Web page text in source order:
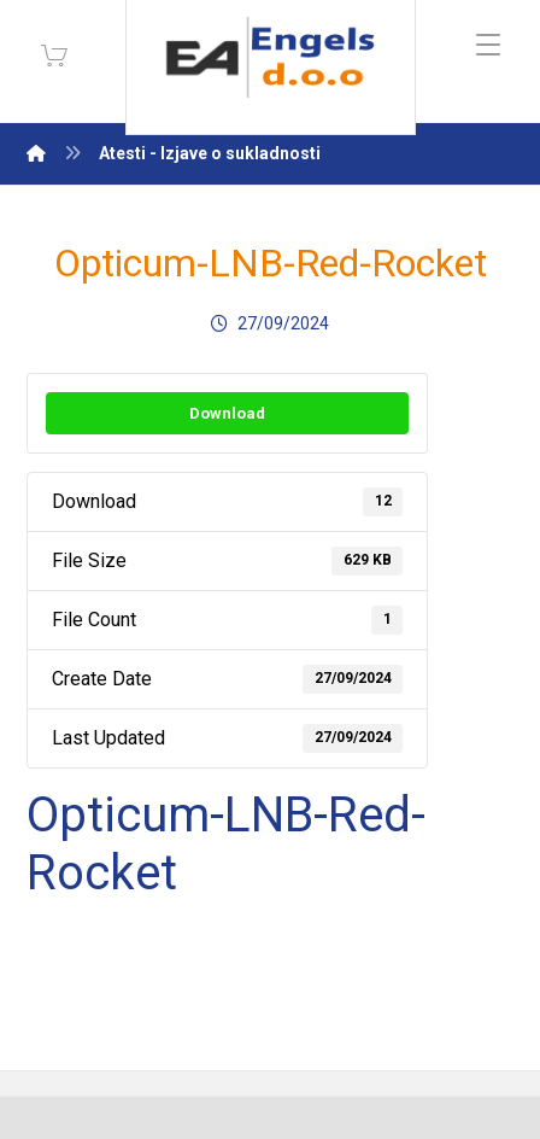
Atesti - Izjave o sukladnosti
Opticum-LNB-Red-Rocket
27/09/2024
Download
Download 12
File Size 629 KB
File Count 1
Create Date 27/09/2024
Last Updated 27/09/2024
Opticum-LNB-Red-
Rocket